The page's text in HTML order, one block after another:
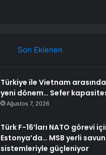
Son Eklenen
Türkiye ile Vietnam arasında
yeni dönem… Sefer
Ağustos 7, 2026
Türk F-16’ları NATO görevi
Estonya’da… MSB yerli
sistemleriyle güçleniyor